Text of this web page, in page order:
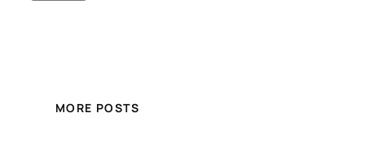
MORE POSTS